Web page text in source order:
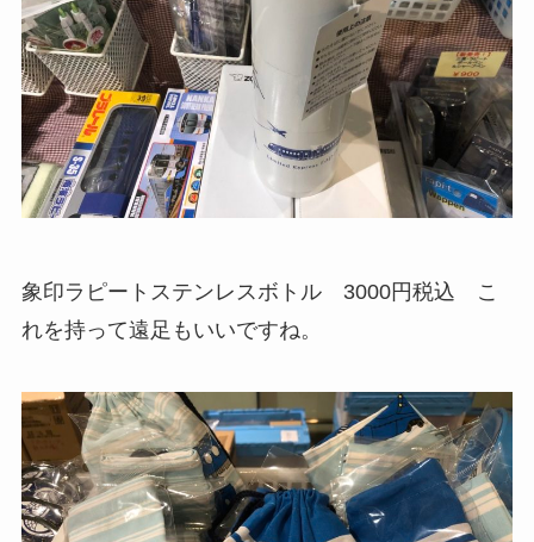
象印ラピートステンレスボトル 3000円税込 こ
れを持って遠足もいいですね。